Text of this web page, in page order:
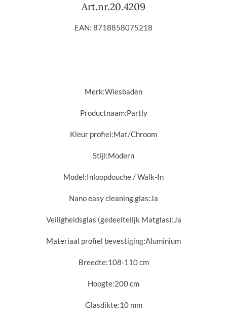
Art.nr.20.4209
EAN: 8718858075218
Merk:Wiesbaden
Productnaam:Partly
Kleur profiel:Mat/Chroom
Stijl:Modern
Model:Inloopdouche / Walk-In
Nano easy cleaning glas:Ja
Veiligheidsglas (gedeeltelijk Matglas):Ja
Materiaal profiel bevestiging:Aluminium
Breedte:108-110 cm
Hoogte:200 cm
Glasdikte:10 mm